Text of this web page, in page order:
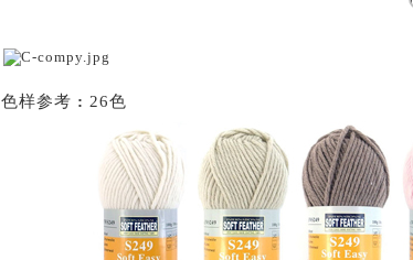
色样参考 : 26色